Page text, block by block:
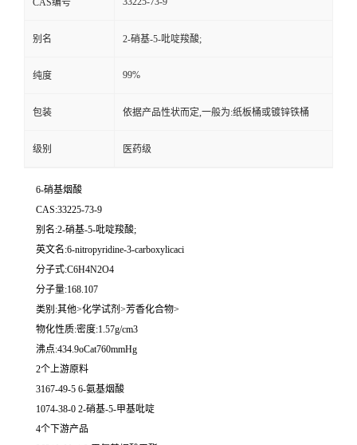
CAS编号
别名 2-硝基-5-吡啶羧酸;
纯度 99%
包装 依据产品性状而定,一般为:纸板桶或镀锌铁桶
级别 医药级
6-硝基烟酸
CAS:33225-73-9
别名:2-硝基-5-吡啶羧酸;
英文名:6-nitropyridine-3-carboxylicaci
分子式:C6H4N2O4
分子量:168.107
类别:其他>化学试剂>芳香化合物>
物化性质:密度:1.57g/cm3
沸点:434.9oCat760mmHg
2个上游原料
3167-49-5 6-氨基烟酸
1074-38-0 2-硝基-5-甲基吡啶
4个下游产品